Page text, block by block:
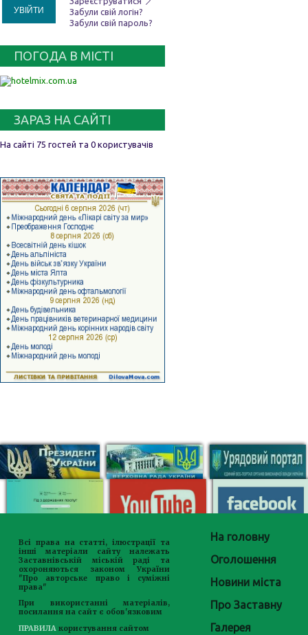
УВІЙТИ
Забули свій логін?
Забули свій пароль?
ПОГОДА В МІСТІ
ЗАРАЗ НА САЙТІ
На сайті 75 гостей та 0 користувачів
Всі права на статті, ілюстрації та
інші матеріали сайту належать
Заставнівській міській раді та
охороняються законом України
"Про авторське право і суміжні
права"
При використанні матеріалів,
посилання на сайт є обов'язковим
ПРАВИЛА користування сайтом
На головну
Оголошення
Новини міста
Про Заставну
Галерея